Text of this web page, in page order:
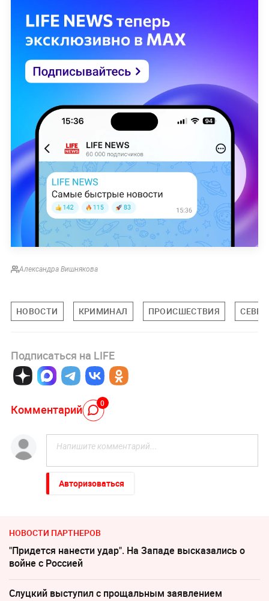
Александра Вишнякова
НОВОСТИ КРИМИНАЛ ПРОИСШЕСТВИЯ
Подписаться на LIFE
Комментарий 0
Авторизоваться
НОВОСТИ ПАРТНЕРОВ
"Придется нанести удар". На Западе высказались о
войне с Россией
Слуцкий выступил с прощальным заявлением